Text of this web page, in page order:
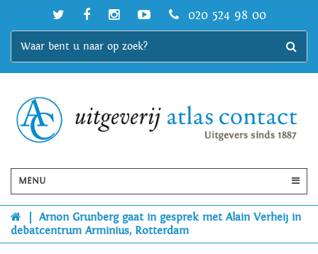
020 524 98 00
MENU
Arnon Grunberg gaat in gesprek met Alain Verheij in
debatcentrum Arminius, Rotterdam